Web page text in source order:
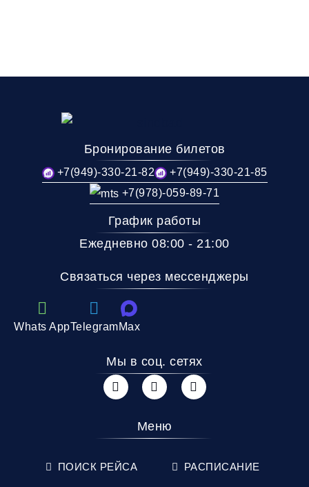
Бронирование билетов
+7(949)-330-21-82
+7(949)-330-21-85
+7(978)-059-89-71
График работы
Ежедневно 08:00 - 21:00
Связаться через мессенджеры
Whats AppTelegramMax
Мы в соц. сетях
Меню
ПОИСК РЕЙСА РАСПИСАНИЕ